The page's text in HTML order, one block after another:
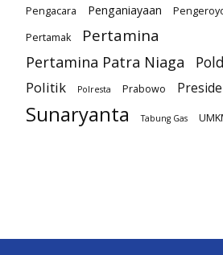
Pengacara Penganiayaan
Pertamak Pertamina
Pertamina Patra Niaga
Politik
Polresta Prabowo
Sunaryanta Tabung Gas